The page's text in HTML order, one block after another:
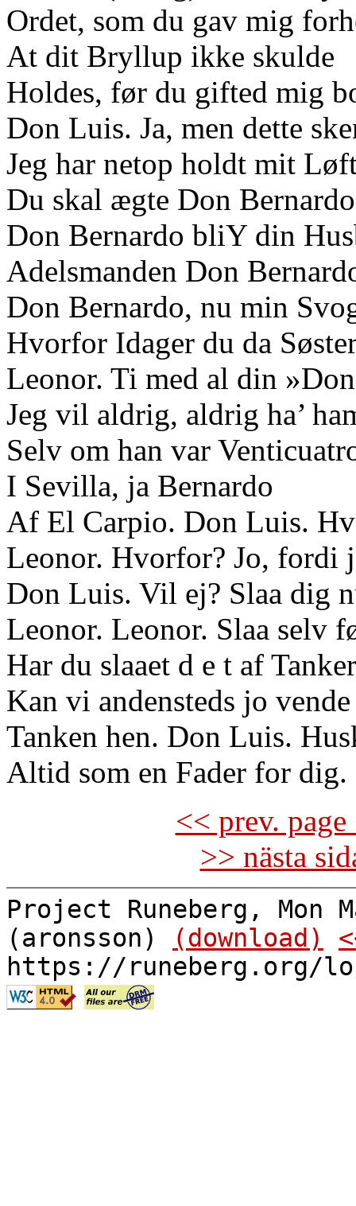
Ordet, som du gav mig
At dit Bryllup ikke skulde
Holdes, før du gifted mig
Don Luis. Ja, men dette
Jeg har netop holdt mit
Du skal ægte Don
Don Bernardo bliY din
Adelsmanden Don
Don Bernardo, nu min
Hvorfor Idager du da
Leonor. Ti med al din
Jeg vil aldrig, aldrig ha’
Selv om han var
I Sevilla, ja Bernardo
Af El Carpio. Don Luis.
Leonor. Hvorfor? Jo, fordi
Don Luis. Vil ej? Slaa dig
Leonor. Leonor. Slaa selv
Har du slaaet d e t af
Kan vi andensteds jo vende
Tanken hen. Don Luis.
Altid som en Fader for dig.
<< prev.
>> nästa
Project Runeberg, Mon
(aronsson)
(download)
https://runeberg.org/